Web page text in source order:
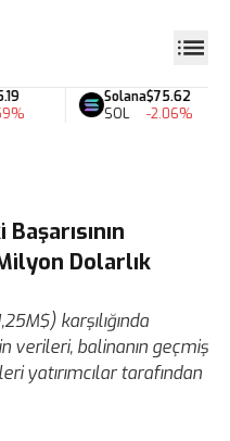
Solana
SOL
$75.62
-2.06%
Dolarlık
karşılığında
verileri, balinanın geçmiş
yatırımcılar tarafından